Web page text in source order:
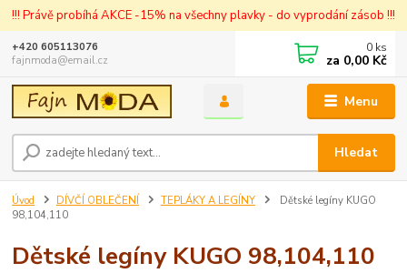
!!! Právě probíhá AKCE -15% na všechny plavky - do vyprodání zásob !!!
Menu
Hledat
+420 605113076
fajnmoda@email.cz
0 ks
za 0,00 Kč
Úvod DÍVČÍ OBLEČENÍ TEPLÁKY A LEGÍNY
Dětské legíny KUGO
98,104,110
Dětské legíny KUGO 98,104,110